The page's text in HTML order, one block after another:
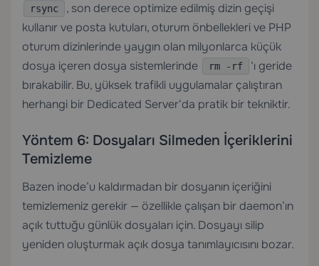
rsync
, son derece optimize edilmiş dizin geçişi
kullanır ve posta kutuları, oturum önbellekleri ve PHP
oturum dizinlerinde yaygın olan milyonlarca küçük
dosya içeren dosya sistemlerinde
rm -rf
‘ı geride
bırakabilir. Bu, yüksek trafikli uygulamalar çalıştıran
herhangi bir Dedicated Server‘da pratik bir tekniktir.
Yöntem 6: Dosyaları Silmeden İçeriklerini
Temizleme
Bazen inode’u kaldırmadan bir dosyanın içeriğini
temizlemeniz gerekir — özellikle çalışan bir daemon’ın
açık tuttuğu günlük dosyaları için. Dosyayı silip
yeniden oluşturmak açık dosya tanımlayıcısını bozar.